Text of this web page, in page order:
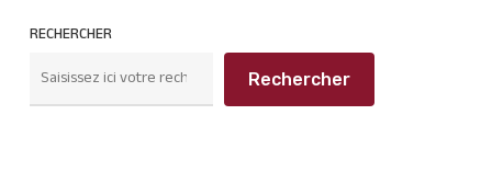
RECHERCHER
Rechercher